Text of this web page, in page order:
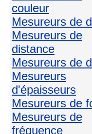
couleur
Mesureurs de
Mesureurs de
distance
Mesureurs de
Mesureurs
d'épaisseurs
Mesureurs de
Mesureurs de
fréquence